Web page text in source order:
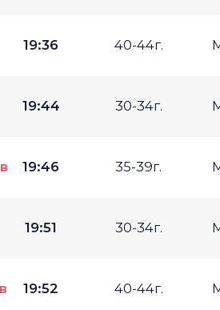
19:36 40-44г.
19:44 30-34г.
19:46 35-39г.
19:51 30-34г.
19:52 40-44г.